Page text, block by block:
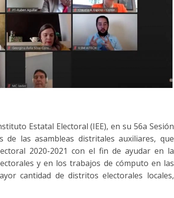
Estatal Electoral (IEE), en su 56a Sesión
las asambleas distritales auxiliares, que
2020-2021 con el fin de ayudar en la
y en los trabajos de cómputo en las
cantidad de distritos electorales locales,